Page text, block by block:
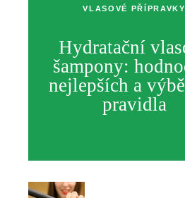
VLASOVÉ PŘÍPRAVKY
Hydratační
šampony:
nejlepších a
pravidla